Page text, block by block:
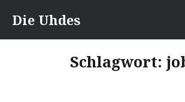
Inhalt
springen
Die Uhdes
Schlagwort: